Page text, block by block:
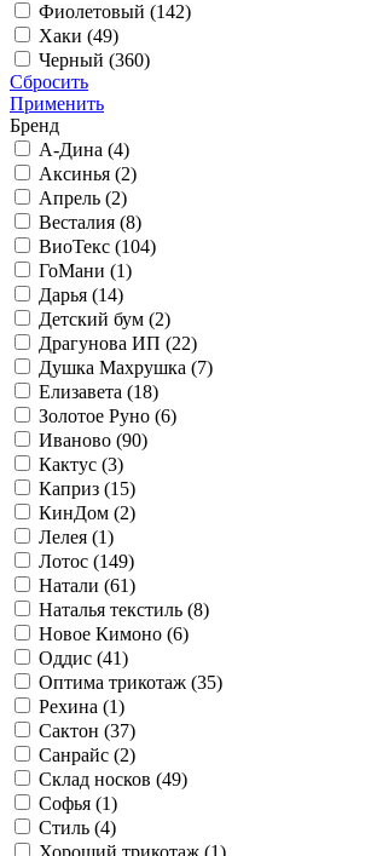
Фиолетовый (142)
Хаки (49)
Черный (360)
Сбросить
Применить
Бренд
А-Дина (4)
Аксинья (2)
Апрель (2)
Весталия (8)
ВиоТекс (104)
ГоМани (1)
Дарья (14)
Детский бум (2)
Драгунова ИП (22)
Душка Махрушка (7)
Елизавета (18)
Золотое Руно (6)
Иваново (90)
Кактус (3)
Каприз (15)
КинДом (2)
Лелея (1)
Лотос (149)
Натали (61)
Наталья текстиль (8)
Новое Кимоно (6)
Оддис (41)
Оптима трикотаж (35)
Рехина (1)
Сактон (37)
Санрайс (2)
Склад носков (49)
Софья (1)
Стиль (4)